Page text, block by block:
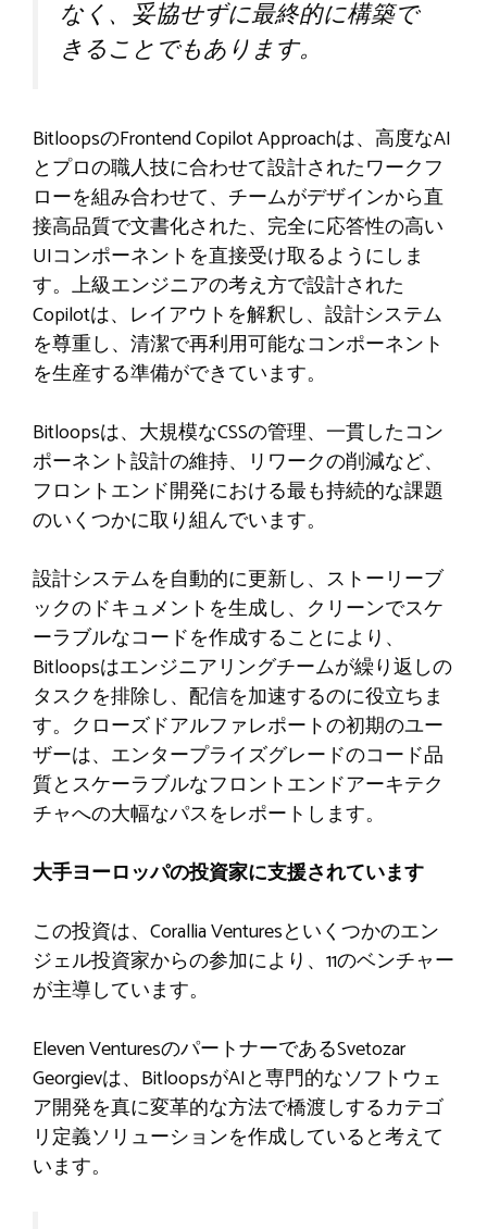
なく、妥協せずに最終的に構築で
きることでもあります。
BitloopsのFrontend Copilot Approachは、高度なAI
とプロの職人技に合わせて設計されたワークフ
ローを組み合わせて、チームがデザインから直
接高品質で文書化された、完全に応答性の高い
UIコンポーネントを直接受け取るようにしま
す。上級エンジニアの考え方で設計された
Copilotは、レイアウトを解釈し、設計システム
を尊重し、清潔で再利用可能なコンポーネント
を生産する準備ができています。
Bitloopsは、大規模なCSSの管理、一貫したコン
ポーネント設計の維持、リワークの削減など、
フロントエンド開発における最も持続的な課題
のいくつかに取り組んでいます。
設計システムを自動的に更新し、ストーリーブ
ックのドキュメントを生成し、クリーンでスケ
ーラブルなコードを作成することにより、
Bitloopsはエンジニアリングチームが繰り返しの
タスクを排除し、配信を加速するのに役立ちま
す。クローズドアルファレポートの初期のユー
ザーは、エンタープライズグレードのコード品
質とスケーラブルなフロントエンドアーキテク
チャへの大幅なパスをレポートします。
大手ヨーロッパの投資家に支援されています
この投資は、Corallia Venturesといくつかのエン
ジェル投資家からの参加により、11のベンチャー
が主導しています。
Eleven VenturesのパートナーであるSvetozar
Georgievは、BitloopsがAIと専門的なソフトウェ
ア開発を真に変革的な方法で橋渡しするカテゴ
リ定義ソリューションを作成していると考えて
います。